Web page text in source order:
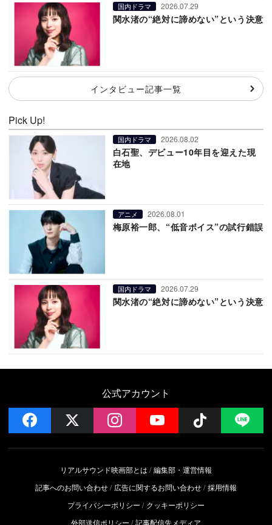
国内ドラマ 2026.07.29
関水渚の“絶対に諦めない”という決意
インタビュー記事一覧
Pick Up!
国内ドラマ 2026.08.02
白石聖、デビュー10年目を迎えた現
在地
アニメ 2026.08.01
梅原裕一郎、“低音ボイス”の試行錯誤
国内ドラマ 2026.07.29
関水渚の“絶対に諦めない”という決意
公式アカウント
facebook instagramYouTube Follow
リアルサウンド映画部とは
編集部・運営情報
記事へのお問い合わせ
広告に関するお問い合わせ 採用情報
プライバシーポリシー
クッキーポリシー
外部送信ポリシー
記事配信先メディア